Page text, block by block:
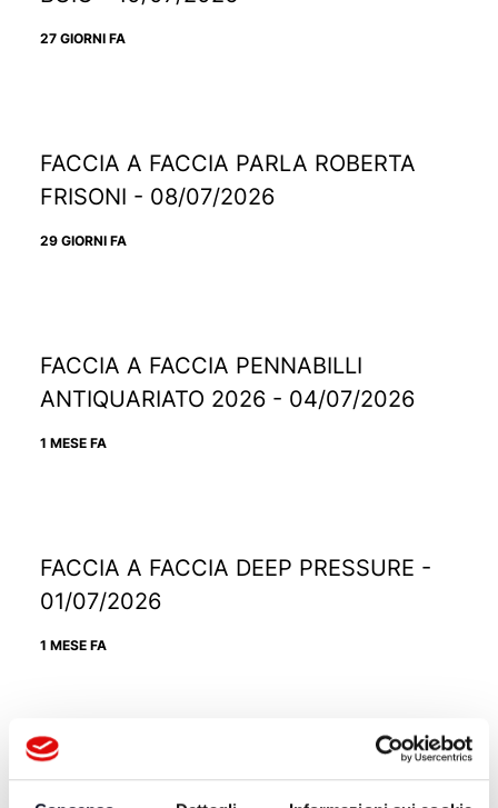
27 GIORNI FA
FACCIA A FACCIA PARLA ROBERTA
FRISONI - 08/07/2026
29 GIORNI FA
FACCIA A FACCIA PENNABILLI
ANTIQUARIATO 2026 - 04/07/2026
1 MESE FA
FACCIA A FACCIA DEEP PRESSURE -
01/07/2026
1 MESE FA
FACCIA A FACCIA "ALIMENTAZIONE